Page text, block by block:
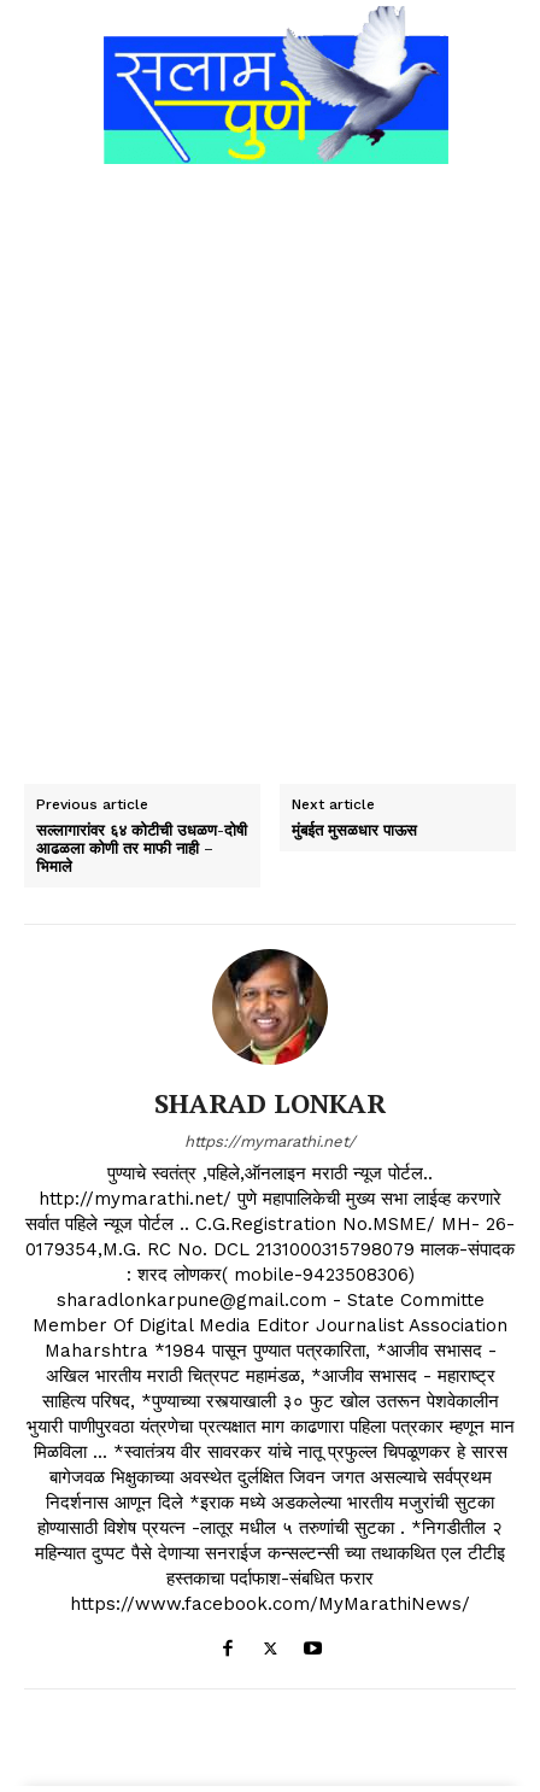
Previous article
सल्लागारांवर ६४ कोटीची उधळण-दोषी
आढळला कोणी तर माफी नाही –
भिमाले
Next article
मुंबईत मुसळधार पाऊस
SHARAD LONKAR
https://mymarathi.net/
पुण्याचे स्वतंत्र ,पहिले,ऑनलाइन मराठी न्यूज पोर्टल..
http://mymarathi.net/ पुणे महापालिकेची मुख्य सभा लाईव्ह करणारे
सर्वात पहिले न्यूज पोर्टल .. C.G.Registration No.MSME/ MH- 26-
0179354,M.G. RC No. DCL 2131000315798079 मालक-संपादक
: शरद लोणकर( mobile-9423508306)
sharadlonkarpune@gmail.com - State Committe
Member Of Digital Media Editor Journalist Association
Maharshtra *1984 पासून पुण्यात पत्रकारिता, *आजीव सभासद -
अखिल भारतीय मराठी चित्रपट महामंडळ, *आजीव सभासद - महाराष्ट्र
साहित्य परिषद, *पुण्याच्या रस्त्याखाली ३० फुट खोल उतरून पेशवेकालीन
भुयारी पाणीपुरवठा यंत्रणेचा प्रत्यक्षात माग काढणारा पहिला पत्रकार म्हणून मान
मिळविला ... *स्वातंत्र्य वीर सावरकर यांचे नातू प्रफुल्ल चिपळूणकर हे सारस
बागेजवळ भिक्षुकाच्या अवस्थेत दुर्लक्षित जिवन जगत असल्याचे सर्वप्रथम
निदर्शनास आणून दिले *इराक मध्ये अडकलेल्या भारतीय मजुरांची सुटका
होण्यासाठी विशेष प्रयत्न -लातूर मधील ५ तरुणांची सुटका . *निगडीतील २
महिन्यात दुप्पट पैसे देणाऱ्या सनराईज कन्सल्टन्सी च्या तथाकथित एल टीटीइ
हस्तकाचा पर्दाफाश-संबधित फरार
https://www.facebook.com/MyMarathiNews/